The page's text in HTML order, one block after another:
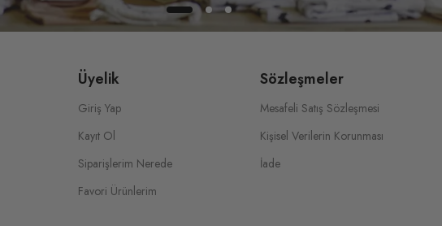
Üyelik
Giriş Yap
Kayıt Ol
Siparişlerim Nerede
Favori Ürünlerim
Sözleşmeler
Mesafeli Satış Sözleşmesi
Kişisel Verilerin Korunması
İade